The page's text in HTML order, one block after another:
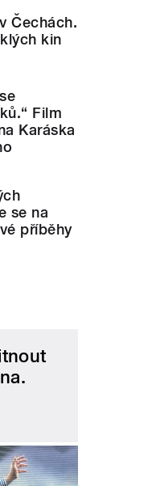
Čechách.
kin
Film
Karáska
se na
příběhy